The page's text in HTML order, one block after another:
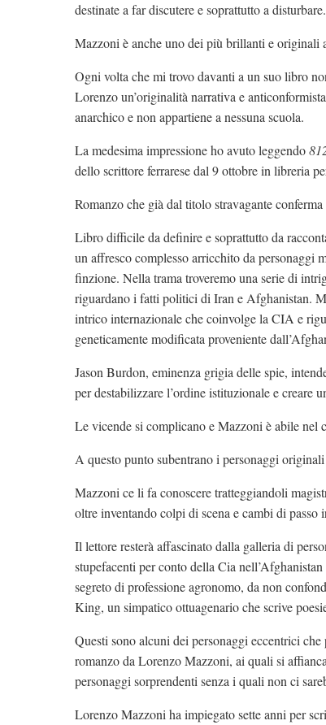
destinate a far discutere e soprattutto a disturbare.
Mazzoni è anche uno dei più brillanti e originali
Ogni volta che mi trovo davanti a un suo libro
Lorenzo un’originalità narrativa e
anarchico e non appartiene a nessuna scuola.
La medesima impressione ho avuto leggendo
dello scrittore ferrarese dal 9 ottobre in libreria
Romanzo che già dal titolo stravagante
Libro difficile da definire e soprattutto da
un affresco complesso arricchito da personaggi
finzione. Nella trama troveremo una serie di
riguardano i fatti politici di Iran e Afghanistan.
intrico internazionale che coinvolge la CIA e
geneticamente modificata proveniente
Jason Burdon, eminenza grigia delle spie,
per destabilizzare l’ordine istituzionale e creare
Le vicende si complicano e Mazzoni è abile nel
A questo punto subentrano i personaggi
Mazzoni ce li fa conoscere tratteggiandoli
oltre inventando colpi di scena e cambi di passo
Il lettore resterà affascinato dalla galleria di
stupefacenti per conto della Cia
segreto di professione agronomo, da non
King, un simpatico ottuagenario che scrive
Questi sono alcuni dei personaggi eccentrici
romanzo da Lorenzo Mazzoni, ai quali si
personaggi sorprendenti senza i quali non ci
Lorenzo Mazzoni ha impiegato sette anni per